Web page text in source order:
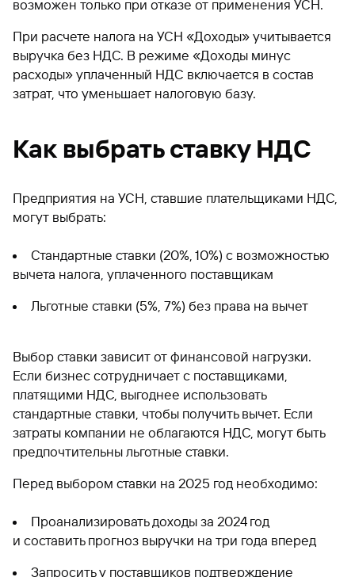
возможен только при отказе от применения УСН.
При расчете налога на УСН «Доходы» учитывается
выручка без НДС. В режиме «Доходы минус
расходы» уплаченный НДС включается в состав
затрат, что уменьшает налоговую базу.
Как выбрать ставку НДС
Предприятия на УСН, ставшие плательщиками НДС,
могут выбрать:
Стандартные ставки (20%, 10%) с возможностью
вычета налога, уплаченного поставщикам
Льготные ставки (5%, 7%) без права на вычет
Выбор ставки зависит от финансовой нагрузки.
Если бизнес сотрудничает с поставщиками,
платящими НДС, выгоднее использовать
стандартные ставки, чтобы получить вычет. Если
затраты компании не облагаются НДС, могут быть
предпочтительны льготные ставки.
Перед выбором ставки на 2025 год необходимо:
Проанализировать доходы за 2024 год
и составить прогноз выручки на три года вперед
Запросить у поставщиков подтверждение